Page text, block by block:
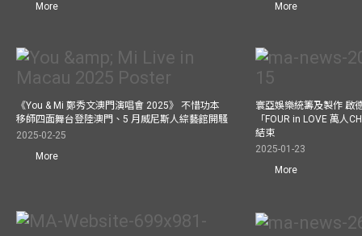
More
More
《You & Mi 鄭秀文澳門演唱會 2025》 不惜功本
移師四面舞台登陸澳門、5 月威尼斯人綜藝館開騷
2025-02-25
More
寰亞娛樂統籌及製作 啟
「FOUR in LOVE 萬人
結束
2025-01-23
More